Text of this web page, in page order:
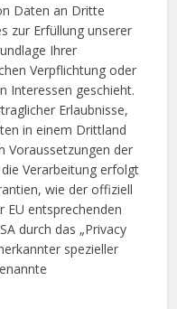
Daten an Dritte
zur Erfüllung unserer
Ihrer
Verpflichtung oder
Interessen geschieht.
Erlaubnisse,
in einem Drittland
Voraussetzungen der
Verarbeitung erfolgt
wie der offiziell
EU entsprechenden
durch das „Privacy
spezieller